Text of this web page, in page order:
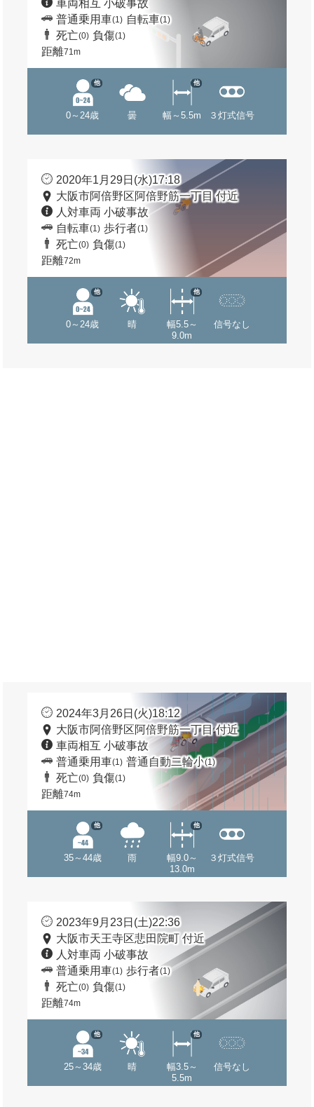
車両相互 小破事故
普通乗用車(1) 自転車(1)
死亡(0) 負傷(1)
距離71m
0～24歳
他
曇 幅～5.5m
他
３灯式信号
2020年1月29日(水)17:18
大阪市阿倍野区阿倍野筋一丁目 付近
人対車両 小破事故
自転車(1) 歩行者(1)
死亡(0) 負傷(1)
距離72m
0～24歳
他
晴
幅5.5～
9.0m
他
信号なし
2024年3月26日(火)18:12
大阪市阿倍野区阿倍野筋一丁目 付近
車両相互 小破事故
普通乗用車(1) 普通自動二輪小(1)
死亡(0) 負傷(1)
距離74m
35～44歳
他
雨
幅9.0～
13.0m
他
３灯式信号
2023年9月23日(土)22:36
大阪市天王寺区悲田院町 付近
人対車両 小破事故
普通乗用車(1) 歩行者(1)
死亡(0) 負傷(1)
距離74m
25～34歳
他
晴
幅3.5～
5.5m
他
信号なし